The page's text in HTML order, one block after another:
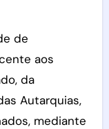
de
aos
da
Autarquias,
mediante